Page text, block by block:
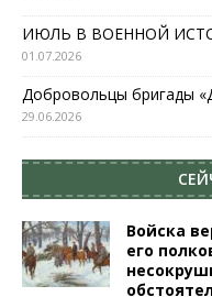
ИЮЛЬ В ВОЕННОЙ
01.07.2026
Добровольцы бригады
29.06.2026
Войска
его